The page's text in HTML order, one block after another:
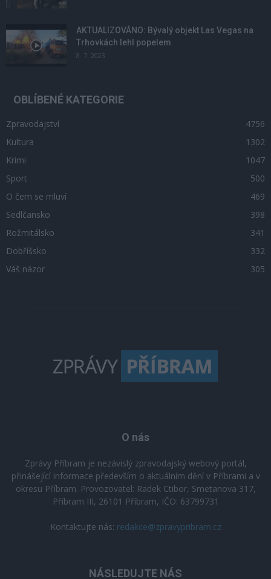
AKTUALIZOVÁNO: Bývalý objekt Las Vegas na
Trhovkách lehl popelem
8. 7. 2023
OBLÍBENÉ KATEGORIE
Zpravodajství
4756
Kultura
1302
Krimi
1047
Sport
500
O čem se mluví
469
Sedlčansko
398
Rožmitálsko
341
Dobříšsko
332
Váš názor
305
O nás
Zprávy Příbram je nezávislý zpravodajský webový portál,
přinášející informace především o aktuálním dění v Příbrami a v
okresu Příbram. Provozovatel: Radek Ctibor, Smetanova 317,
Příbram III, 26101 Příbram, IČO: 63799731
Kontaktujte nás: redakce@zpravypribram.cz
NÁSLEDUJTE NÁS